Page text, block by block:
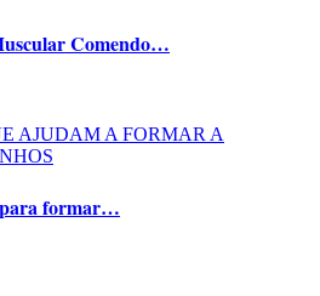
Comendo…
para formar…